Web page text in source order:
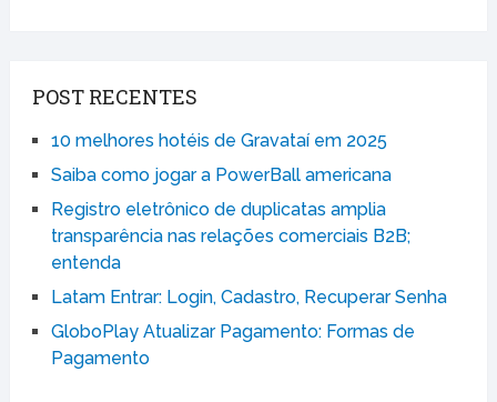
POST RECENTES
10 melhores hotéis de Gravataí em 2025
Saiba como jogar a PowerBall americana
Registro eletrônico de duplicatas amplia
transparência nas relações comerciais B2B;
entenda
Latam Entrar: Login, Cadastro, Recuperar Senha
GloboPlay Atualizar Pagamento: Formas de
Pagamento